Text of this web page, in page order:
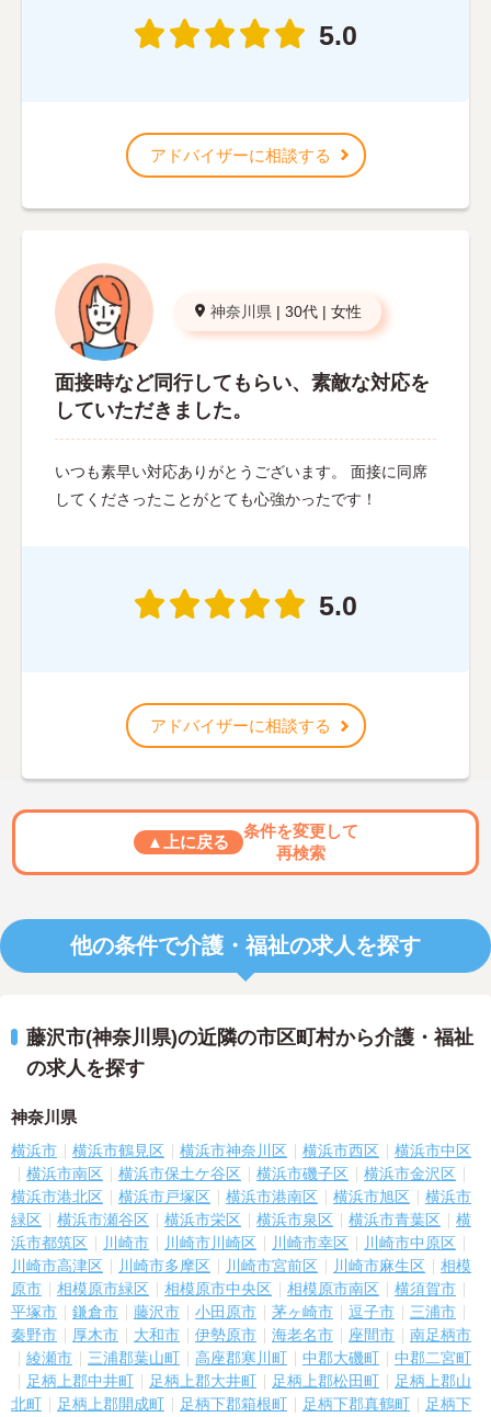
5.0
アドバイザーに相談する
神奈川県 | 30代 | 女性
面接時など同行してもらい、素敵な対応を
していただきました。
いつも素早い対応ありがとうございます。 面接に同席
してくださったことがとても心強かったです！
5.0
アドバイザーに相談する
▲上に戻る
条件を変更して
再検索
他の条件で介護・福祉の求人を探す
藤沢市(神奈川県)の近隣の市区町村から介護・福祉
の求人を探す
神奈川県
横浜市 横浜市鶴見区 横浜市神奈川区 横浜市西区
横浜市中区
横浜市南区
横浜市保土ケ谷区 横浜市磯子区
横浜市金沢区
横浜市港北区
横浜市戸塚区 横浜市港南区 横浜市旭区
横浜市
緑区
横浜市瀬谷区 横浜市栄区 横浜市泉区 横浜市青葉区
横
浜市都筑区
川崎市 川崎市川崎区 川崎市幸区
川崎市中原区
川崎市高津区
川崎市多摩区 川崎市宮前区 川崎市麻生区
相模
原市
相模原市緑区 相模原市中央区 相模原市南区
横須賀市
平塚市
鎌倉市 藤沢市 小田原市 茅ヶ崎市 逗子市
三浦市
秦野市
厚木市 大和市 伊勢原市 海老名市 座間市
南足柄市
綾瀬市
三浦郡葉山町 高座郡寒川町 中郡大磯町
中郡二宮町
足柄上郡中井町
足柄上郡大井町 足柄上郡松田町
足柄上郡山
北町
足柄上郡開成町 足柄下郡箱根町 足柄下郡真鶴町
足柄下